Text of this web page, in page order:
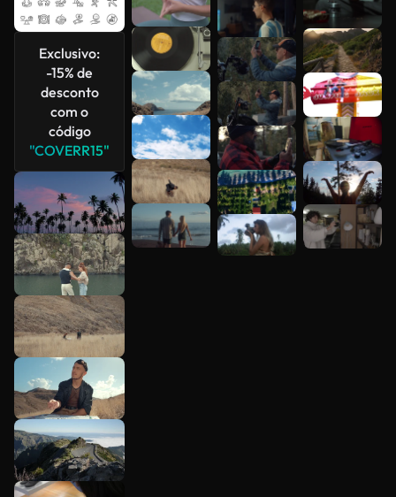
Exclusivo:
-15% de
desconto
com o
código
"COVERR15"
Veja mais